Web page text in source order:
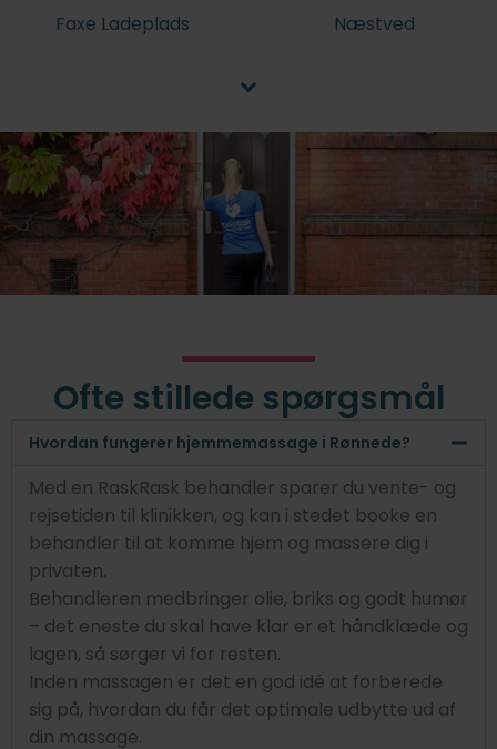
Faxe Ladeplads Næstved
Ofte stillede spørgsmål
Hvordan fungerer hjemmemassage i Rønnede?
Med en RaskRask behandler sparer du vente- og
rejsetiden til klinikken, og kan i stedet booke en
behandler til at komme hjem og massere dig i
privaten.
Behandleren medbringer olie, briks og godt humør
– det eneste du skal have klar er et håndklæde og
lagen, så sørger vi for resten.
Inden massagen er det en god idé at forberede
sig på, hvordan du får det optimale udbytte ud af
din massage.